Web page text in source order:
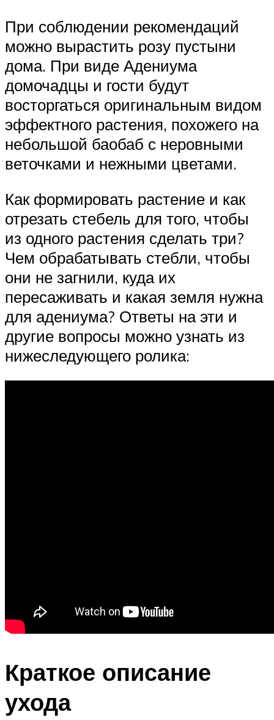
При соблюдении рекомендаций
можно вырастить розу пустыни
дома. При виде Адениума
домочадцы и гости будут
восторгаться оригинальным видом
эффектного растения, похожего на
небольшой баобаб с неровными
веточками и нежными цветами.
Как формировать растение и как
отрезать стебель для того, чтобы
из одного растения сделать три?
Чем обрабатывать стебли, чтобы
они не загнили, куда их
пересаживать и какая земля нужна
для адениума? Ответы на эти и
другие вопросы можно узнать из
нижеследующего ролика:
Краткое описание
ухода